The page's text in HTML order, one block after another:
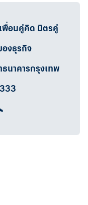
พื่อนคู่คิด มิตรคู่
องธุรกิจ
นาคารกรุงเทพ